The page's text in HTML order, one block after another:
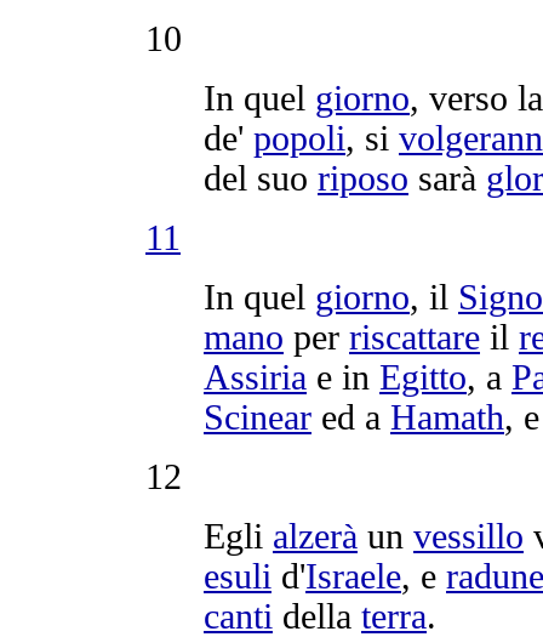
10
In quel giorno, verso
de' popoli, si
del suo riposo sarà
11
In quel giorno, il
mano per riscattare il
Assiria e in Egitto, a
Scinear ed a Hamath,
12
Egli alzerà un vessillo
esuli d'Israele, e
canti della terra.